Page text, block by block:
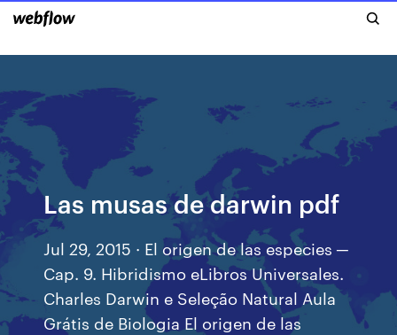
Las musas de darwin pdf
Jul 29, 2015 · El origen de las especies ─
Cap. 9. Hibridismo eLibros Universales.
Charles Darwin e Seleção Natural Aula
Grátis de Biologia El origen de las